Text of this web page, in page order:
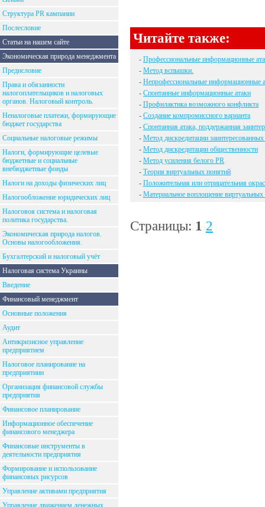
Структура PR кампании
Послесловие
Статьи на нашем сайте
Экономическая природа менеджмента
Предисловие
Права и обязанности
налогоплательщиков и налоговых
органов. Налоговый контроль.
Неналоговые платежи, формирующие
бюджет государства
Социальные налоговые режимы
Налоги, формирующие целевые
бюджетные и социальные
внебюджетные фонды
Налоги на доходы физических лиц
Налогообложение юридических лиц
Налоговоя система и налоговая
политика государства.
Экономическая природа налогов.
Основы налогообложения.
Бухгалтерский и налоговый учёт
Налоговая система Украины
Введение
Финансовый менеджмент
Основные положения
Аудит
Антикризисное управление
предприятием
Налоговое планирование на
предприятиии
Организация финансовой службы
предприятия
Финансовое планирование
Информационное обеспечение
финансового менеджера
Финансовые инструменты в
деятельности предприятия
Формирование и использование
финансовых рисурсов
Управление активами предприятия
Управление движением денежных
Читайте также:
- Профессиональные информационные
- Метод вспышки.
- Непрофессиональные информационные
- Спонтанные информационные атаки
- Профилактика возможного конфликта
- Создание компромиссного варианта
- Спонтанная атака, поддержанная
- Метод дискредитации
- Метод дискредитации общественности
- Метод усиления белого PR
- Теория виртуальных понятий
- Положительная или отрицательная
- Материальное воплощение виртуальных
Страницы: 1 2